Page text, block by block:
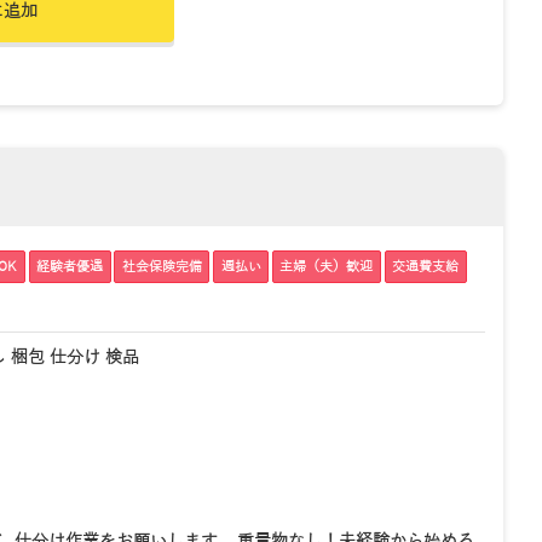
加
経験者優遇 社会保険完備 週払い 主婦（夫）歓迎 交通費支給
梱包 仕分け 検品